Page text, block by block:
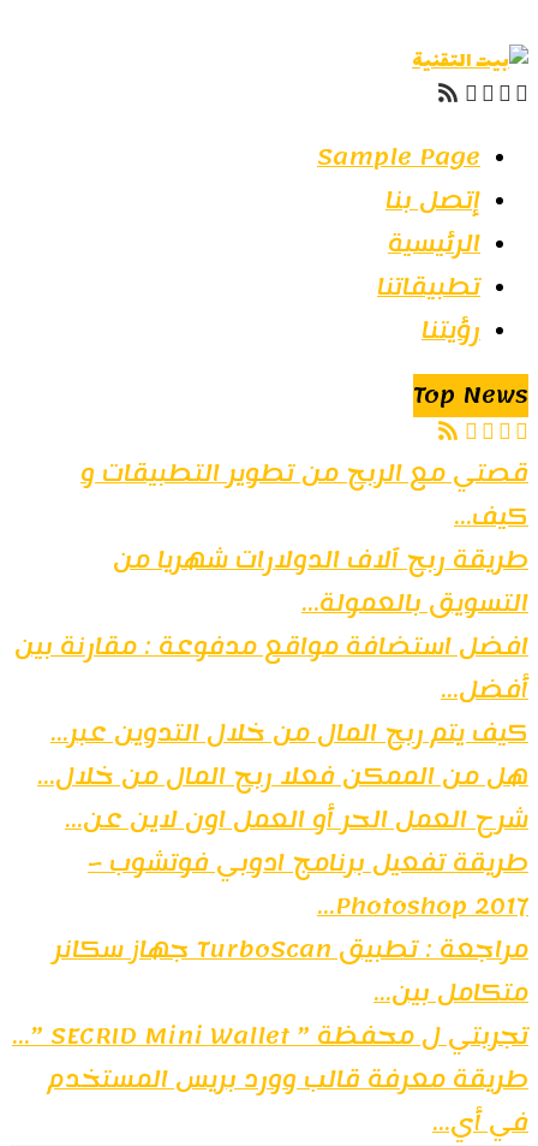
Sample Page
إتصل بنا
الرئيسية
تطبيقاتنا
رؤيتنا
Top News
قصتي مع الربح من تطوير التطبيقات و
كيف...
طريقة ربح آلاف الدولارات شهريا من
التسويق بالعمولة...
افضل استضافة مواقع مدفوعة : مقارنة بين
أفضل...
كيف يتم ربح المال من خلال التدوين عبر...
هل من الممكن فعلا ربح المال من خلال...
شرح العمل الحر أو العمل اون لاين عن...
طريقة تفعيل برنامج ادوبي فوتشوب –
Photoshop 2017...
مراجعة : تطبيق TurboScan جهاز سكانر
متكامل بين...
تجربتي ل محفظة ” SECRID Mini Wallet ”...
طريقة معرفة قالب وورد بريس المستخدم
في أي...